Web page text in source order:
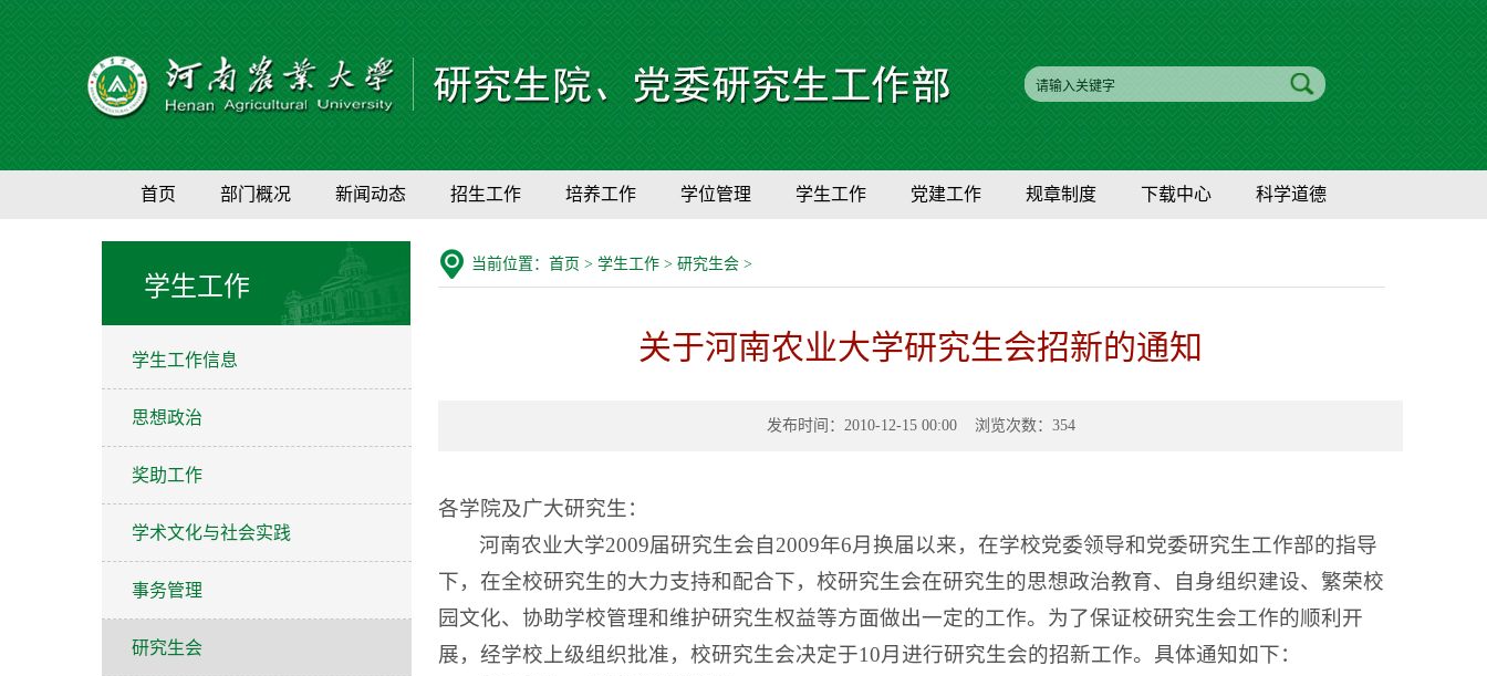
首页 部门概况 新闻动态 招生工作 培养工作 学位管理 学生工作 党建工作 规章制度 下载中心 科学道德
学生工作
学生工作信息
思想政治
奖助工作
学术文化与社会实践
事务管理
研究生会
当前位置： 首页 > 学生工作 > 研究生会 >
关于河南农业大学研究生会招新的通知
发布时间：2010-12-15 00:00 浏览次数： 354
各学院及广大研究生：
河南农业大学2009届研究生会自2009年6月换届以来，在学校党委领导和党委研究生工作部的指导
下，在全校研究生的大力支持和配合下，校研究生会在研究生的思想政治教育、自身组织建设、繁荣校
园文化、协助学校管理和维护研究生权益等方面做出一定的工作。为了保证校研究生会工作的顺利开
展，经学校上级组织批准，校研究生会决定于10月进行研究生会的招新工作。具体通知如下：